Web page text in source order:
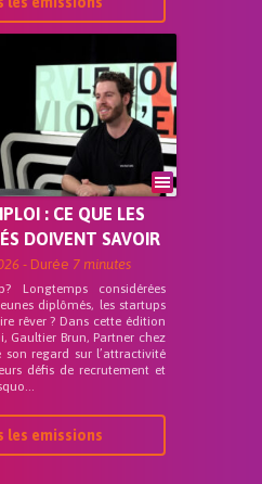
: CE QUE LES
DOIVENT SAVOIR
- Durée 7 minutes
Longtemps considérées
diplômés, les startups
rêver ? Dans cette édition
Gaultier Brun, Partner chez
son regard sur l’attractivité
défis de recrutement et
les emissions